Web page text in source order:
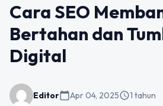
Cara SEO
Bertahan dan
Digital
Editorcalendar_todayApr 04, 2025schedule1 tahun